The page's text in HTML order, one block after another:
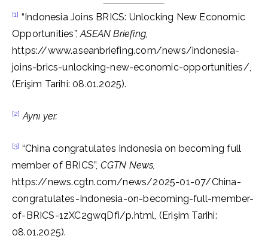
[1] “Indonesia Joins BRICS: Unlocking New Economic
Opportunities”,ASEAN Briefing,
https://www.aseanbriefing.com/news/indonesia-
joins-brics-unlocking-new-economic-opportunities/,
(Erişim Tarihi: 08.01.2025).
[2] Aynı yer.
[3] “China congratulates Indonesia on becoming full
member of BRICS”, CGTN News,
https://news.cgtn.com/news/2025-01-07/China-
congratulates-Indonesia-on-becoming-full-member-
of-BRICS-1zXC2gwqDfi/p.html, (Erişim Tarihi:
08.01.2025).